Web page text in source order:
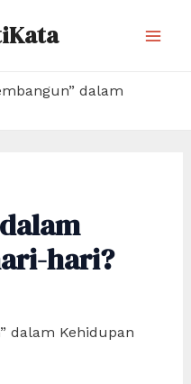
dalam
hari?
dalam Kehidupan